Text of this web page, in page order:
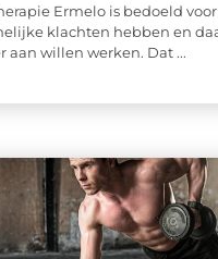
Ermelo is bedoeld
klachten hebben en
aan willen werken. Dat ...